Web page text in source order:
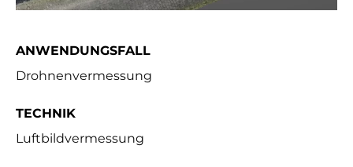
ANWENDUNGSFALL
Drohnenvermessung
TECHNIK
Luftbildvermessung